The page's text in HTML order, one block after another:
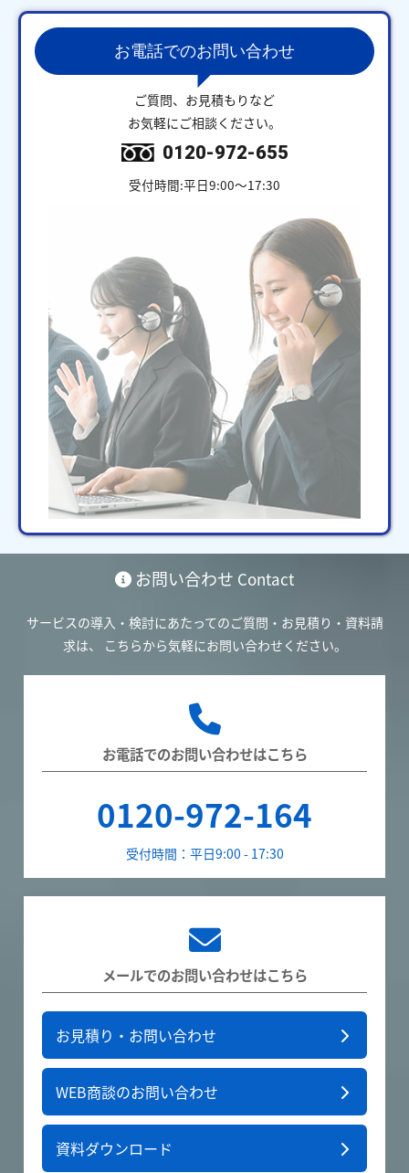
お電話でのお問い合わせ
ご質問、お見積もりなど
お気軽にご相談ください。
0120-972-655
受付時間:平日9:00～17:30
お問い合わせ Contact
サービスの導入・検討にあたってのご質問・お見積り・資料請
求は、
こちらから気軽にお問い合わせください。
お電話でのお問い合わせはこちら
0120-972-164
受付時間：平日9:00 - 17:30
メールでのお問い合わせはこちら
お見積り・お問い合わせ
WEB商談のお問い合わせ
資料ダウンロード